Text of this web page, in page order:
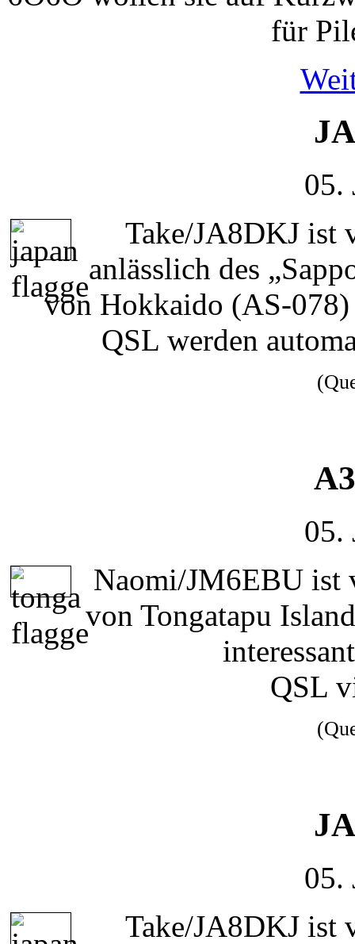
für
05.
Take/JA8DKJ ist
anlässlich des
von Hokkaido (AS-
QSL werden
05.
Naomi/JM6EBU ist
von Tongatapu
QSL
05.
Take/JA8DKJ ist